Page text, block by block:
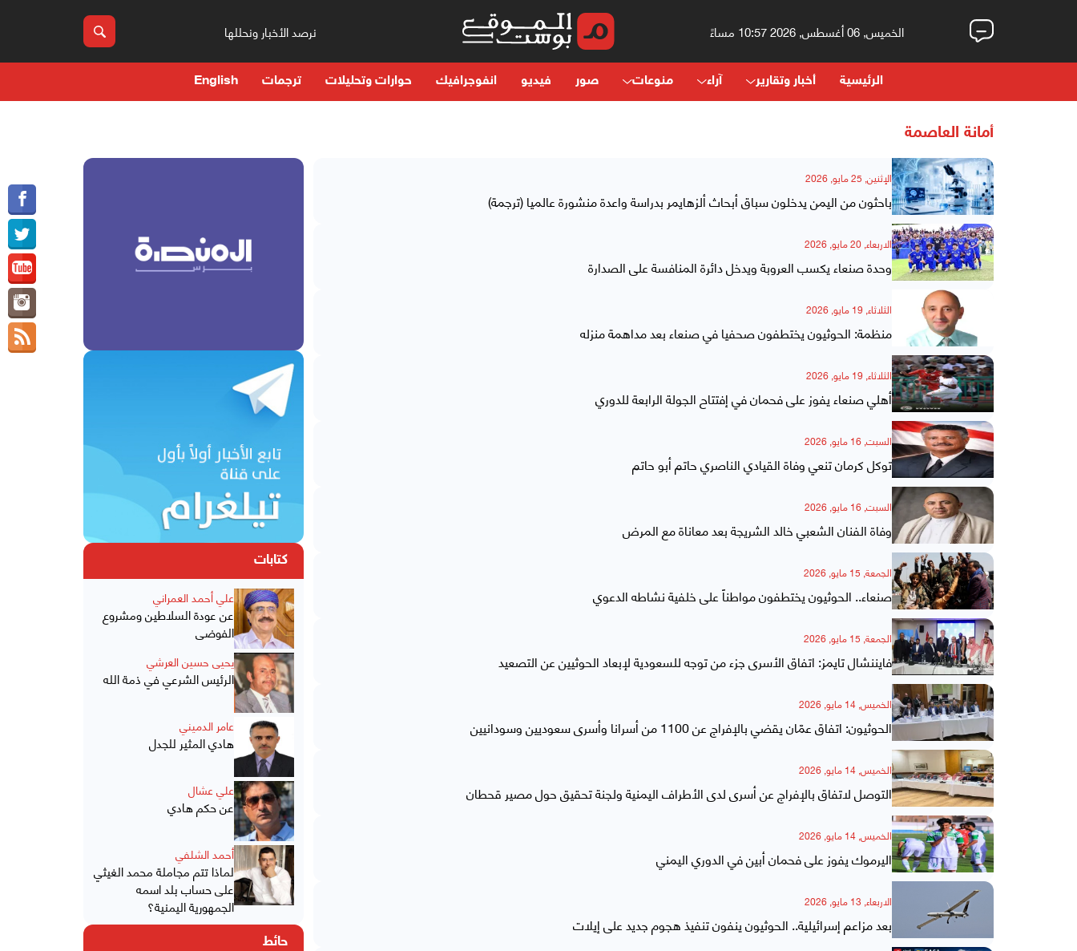
الخميس, 06 أغسطس, 2026 10:57 مساءً نرصد الأخبار ونحللها
الرئيسية أخبار وتقارير آراء منوعات صور فيديو انفوجرافيك حوارات وتحليلات ترجمات English
أمانة العاصمة
الإثنين, 25 مايو, 2026
باحثون من اليمن يدخلون سباق أبحاث ألزهايمر بدراسة واعدة منشورة عالميا (ترجمة)
الاربعاء, 20 مايو, 2026
وحدة صنعاء يكسب العروبة ويدخل دائرة المنافسة على الصدارة
الثلاثاء, 19 مايو, 2026
منظمة: الحوثيون يختطفون صحفيا في صنعاء بعد مداهمة منزله
الثلاثاء, 19 مايو, 2026
أهلي صنعاء يفوز على فحمان في إفتتاح الجولة الرابعة للدوري
السبت, 16 مايو, 2026
توكل كرمان تنعي وفاة القيادي الناصري حاتم أبو حاتم
السبت, 16 مايو, 2026
وفاة الفنان الشعبي خالد الشريجة بعد معاناة مع المرض
الجمعة, 15 مايو, 2026
صنعاء.. الحوثيون يختطفون مواطناً على خلفية نشاطه الدعوي
الجمعة, 15 مايو, 2026
فايننشال تايمز: اتفاق الأسرى جزء من توجه للسعودية لإبعاد الحوثيين عن التصعيد
الخميس, 14 مايو, 2026
الحوثيون: اتفاق عمّان يقضي بالإفراج عن 1100 من أسرانا وأسرى سعوديين وسودانيين
الخميس, 14 مايو, 2026
التوصل لاتفاق بالإفراج عن أسرى لدى الأطراف اليمنية ولجنة تحقيق حول مصير قحطان
الخميس, 14 مايو, 2026
اليرموك يفوز على فحمان أبين في الدوري اليمني
الاربعاء, 13 مايو, 2026
بعد مزاعم إسرائيلية.. الحوثيون ينفون تنفيذ هجوم جديد على إيلات
كتابات
علي أحمد العمراني
عن عودة السلاطين ومشروع
الفوضى
يحيى حسين العرشي
الرئيس الشرعي في ذمة الله
عامر الدميني
هادي المثير للجدل
علي عشال
عن حكم هادي
أحمد الشلفي
لماذا تتم مجاملة محمد الغيثي
على حساب بلد اسمه
الجمهورية اليمنية؟
حائط